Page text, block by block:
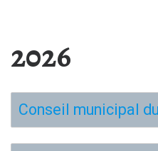
2026
Conseil municipal